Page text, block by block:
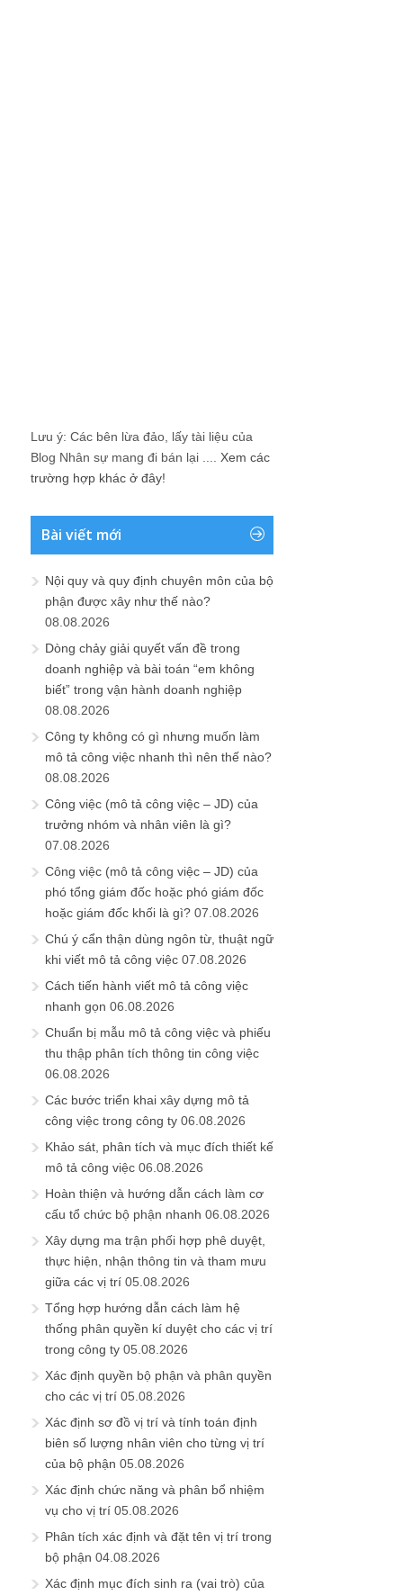
Lưu ý: Các bên lừa đảo, lấy tài liệu của
Blog Nhân sự mang đi bán lại .... Xem các
trường hợp khác ở đây!
Bài viết mới
Nội quy và quy định chuyên môn của bộ
phận được xây như thế nào?
08.08.2026
Dòng chảy giải quyết vấn đề trong
doanh nghiệp và bài toán “em không
biết” trong vận hành doanh nghiệp
08.08.2026
Công ty không có gì nhưng muốn làm
mô tả công việc nhanh thì nên thế nào?
08.08.2026
Công việc (mô tả công việc – JD) của
trưởng nhóm và nhân viên là gì?
07.08.2026
Công việc (mô tả công việc – JD) của
phó tổng giám đốc hoặc phó giám đốc
hoặc giám đốc khối là gì? 07.08.2026
Chú ý cẩn thận dùng ngôn từ, thuật ngữ
khi viết mô tả công việc 07.08.2026
Cách tiến hành viết mô tả công việc
nhanh gọn 06.08.2026
Chuẩn bị mẫu mô tả công việc và phiếu
thu thập phân tích thông tin công việc
06.08.2026
Các bước triển khai xây dựng mô tả
công việc trong công ty 06.08.2026
Khảo sát, phân tích và mục đích thiết kế
mô tả công việc 06.08.2026
Hoàn thiện và hướng dẫn cách làm cơ
cấu tổ chức bộ phận nhanh 06.08.2026
Xây dựng ma trận phối hợp phê duyệt,
thực hiện, nhận thông tin và tham mưu
giữa các vị trí 05.08.2026
Tổng hợp hướng dẫn cách làm hệ
thống phân quyền kí duyệt cho các vị trí
trong công ty 05.08.2026
Xác định quyền bộ phận và phân quyền
cho các vị trí 05.08.2026
Xác định sơ đồ vị trí và tính toán định
biên số lượng nhân viên cho từng vị trí
của bộ phận 05.08.2026
Xác định chức năng và phân bổ nhiệm
vụ cho vị trí 05.08.2026
Phân tích xác định và đặt tên vị trí trong
bộ phận 04.08.2026
Xác định mục đích sinh ra (vai trò) của